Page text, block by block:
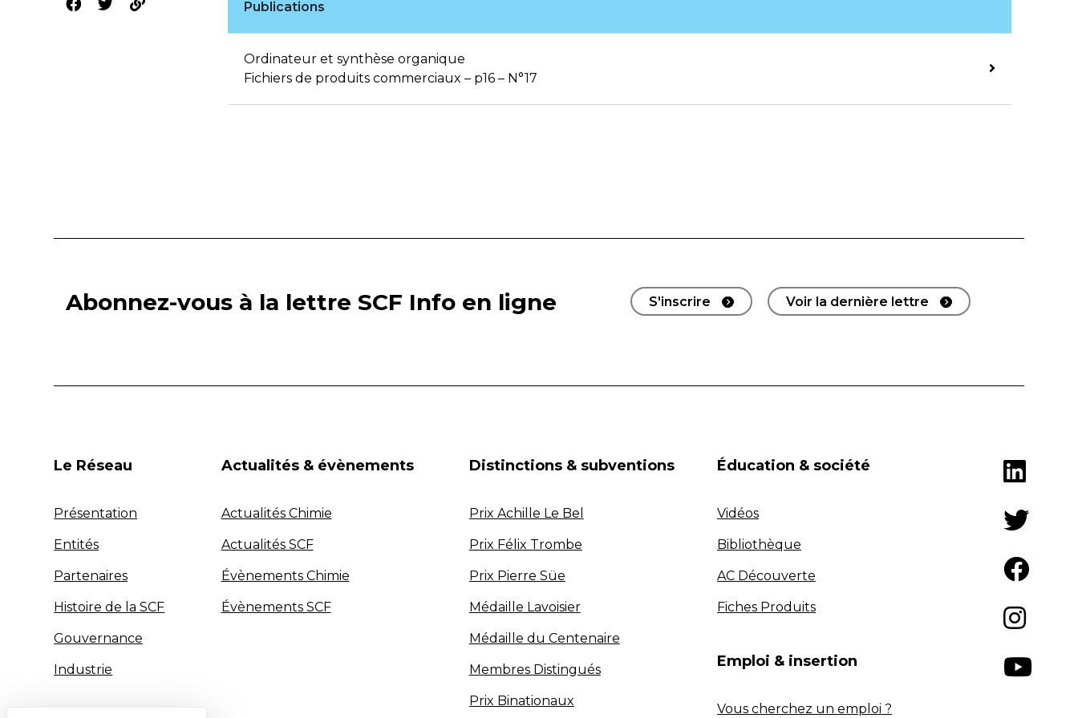
Publications
Ordinateur et synthèse organique
Fichiers de produits commerciaux – p16 – N°17
Abonnez-vous à la lettre SCF Info en ligne S'inscrire Voir la dernière lettre
Le Réseau
Présentation
Entités
Partenaires
Histoire de la SCF
Gouvernance
Industrie
Actualités & évènements
Actualités Chimie
Actualités SCF
Évènements Chimie
Évènements SCF
Distinctions & subventions
Prix Achille Le Bel
Prix Félix Trombe
Prix Pierre Süe
Médaille Lavoisier
Médaille du Centenaire
Membres Distingués
Prix Binationaux
Éducation & société
Vidéos
Bibliothèque
AC Découverte
Fiches Produits
Emploi & insertion
Vous cherchez un emploi ?